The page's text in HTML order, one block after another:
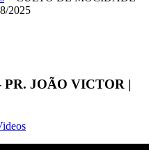
2025
JOÃO VICTOR |